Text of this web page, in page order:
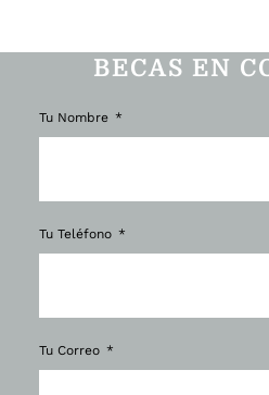
BECAS EN
Tu Nombre
Tu Teléfono
Tu Correo